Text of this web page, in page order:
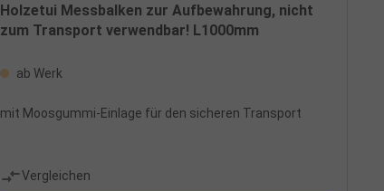
Holzetui Messbalken zur Aufbewahrung, nicht
zum Transport verwendbar! L1000mm
ab Werk
mit Moosgummi-Einlage für den sicheren Transport
Vergleichen